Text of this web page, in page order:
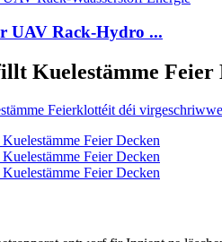
UAV Rack-Hydro ...
Kuelestämme Feier